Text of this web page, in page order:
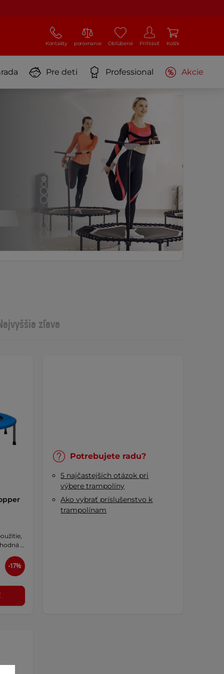
Kontakty porovnanie Obľúbené Prihlásiť Košík
Pre deti Professional Akcie
zľava
…
-17%
Potrebujete radu?
5 najčastejších otázok pri
výbere trampolíny
Ako vybrať príslušenstvo k
trampolínam